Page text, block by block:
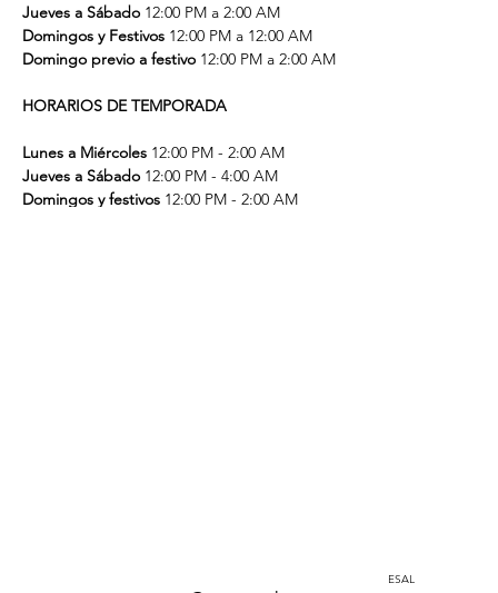
Jueves a Sábado 12:00 PM a 2:00 AM
Domingos y Festivos 12:00 PM a 12:00 AM
Domingo previo a festivo 12:00 PM a 2:00 AM
HORARIOS DE TEMPORADA
Lunes a Miércoles 12:00 PM - 2:00 AM
Jueves a Sábado 12:00 PM - 4:00 AM
Domingos y festivos 12:00 PM - 2:00 AM
ESAL